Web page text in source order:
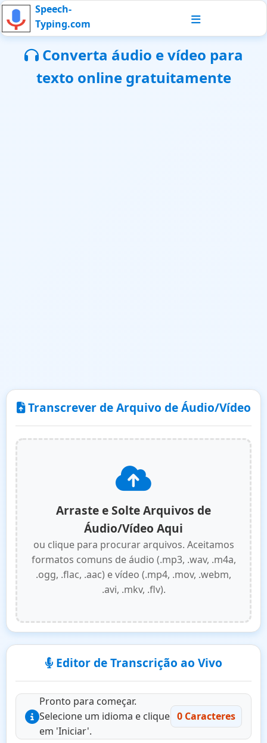
Speech-
Typing.com
Converta áudio e vídeo para
texto online gratuitamente
Transcrever de Arquivo de Áudio/Vídeo
Arraste e Solte Arquivos de
Áudio/Vídeo Aqui
ou clique para procurar arquivos. Aceitamos
formatos comuns de áudio (.mp3, .wav, .m4a,
.ogg, .flac, .aac) e vídeo (.mp4, .mov, .webm,
.avi, .mkv, .flv).
Editor de Transcrição ao Vivo
Pronto para começar.
Selecione um idioma e clique
em 'Iniciar'.
0 Caracteres